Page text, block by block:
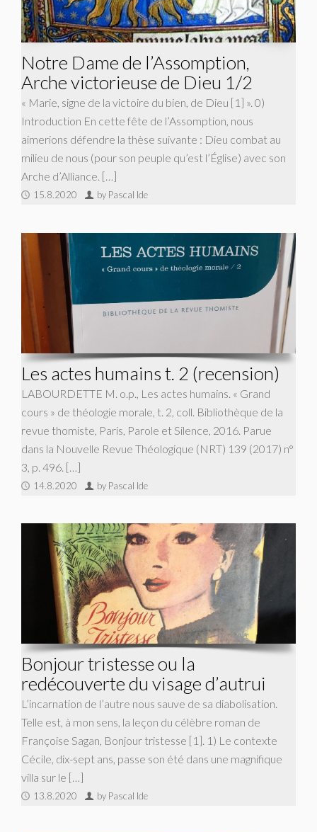
Notre Dame de l’Assomption,
Arche victorieuse de Dieu 1/2
« Marie, signe de la victoire du bien, de Dieu [1] ». 0)
Introduction En cette fête de l’Assomption, nous
aimerions défendre la thèse suivante : Dieu combat au
milieu de nous (pour son peuple qu’est l’Église) avec son
Arche d’Alliance. […]
15.8.2020 by Pascal Ide
Les actes humains t. 2 (recension)
LABOURDETTE M. o.p., Les actes humains. « Grand
cours » de théologie morale, t. 2, coll. Bibliothèque de la
revue thomiste, Paris, Parole et Silence, 2016. Parue
dans la Nouvelle Revue Théologique (NRT) 139 (2017) n°
3, p. 496. […]
14.8.2020 by Pascal Ide
Bonjour tristesse ou la
redécouverte du visage d’autrui
L’incarnation de l’autre nous sauve de sa diabolisation.
Telle est, à mon sens, la leçon du célèbre roman de
Françoise Sagan, Bonjour tristesse [1]. 1) Le contexte
Cécile, dix-sept ans, passe son été dans une magnifique
villa sur le […]
13.8.2020 by Pascal Ide